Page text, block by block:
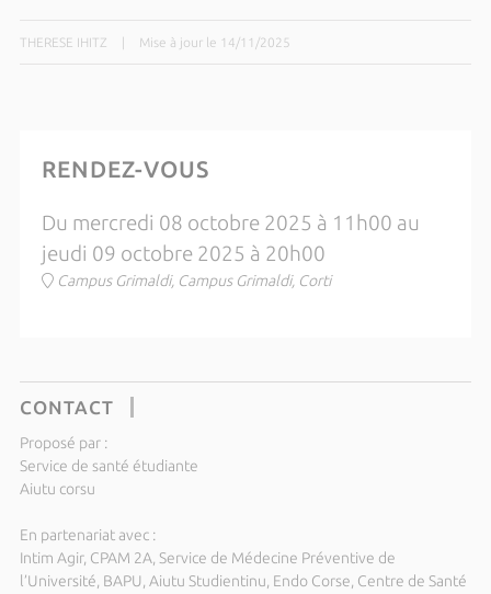
THERESE IHITZ Mise à jour le 14/11/2025
RENDEZ-VOUS
Du mercredi 08 octobre 2025 à 11h00 au
jeudi 09 octobre 2025 à 20h00
Campus Grimaldi, Campus Grimaldi, Corti
CONTACT
Proposé par :
Service de santé étudiante
Aiutu corsu
En partenariat avec :
Intim Agir, CPAM 2A, Service de Médecine Préventive de
l’Université, BAPU, Aiutu Studientinu, Endo Corse, Centre de Santé